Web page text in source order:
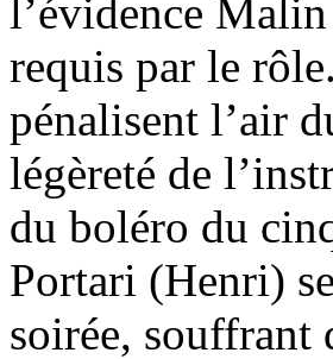
l’évidence
requis par le
pénalisent l’air
légèreté de
du boléro du
Portari (Henri)
soirée, souffrant